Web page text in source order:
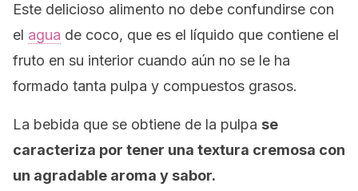
Este delicioso alimento no debe confundirse con
el agua de coco, que es el líquido que contiene el
fruto en su interior cuando aún no se le ha
formado tanta pulpa y compuestos grasos.
La bebida que se obtiene de la pulpa se
caracteriza por tener una textura cremosa con
un agradable aroma y sabor.